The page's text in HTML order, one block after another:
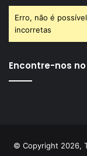
Erro, não é
incorretas
Encontre-nos
© Copyright 2026,